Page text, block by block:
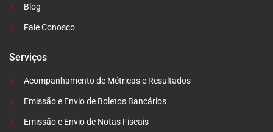
Blog
Fale Conosco
Serviços
Acompanhamento de Métricas e Resultados
Emissão e Envio de Boletos Bancários
Emissão e Envio de Notas Fiscais